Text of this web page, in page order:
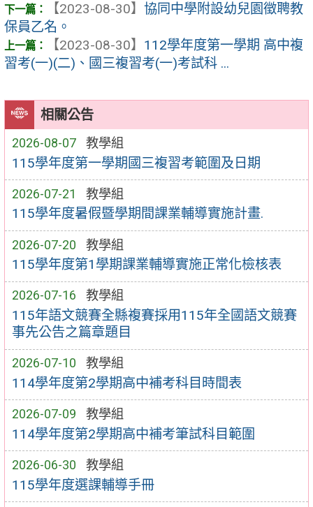
相關公告
2026-08-07 教學組
115學年度第一學期國三複習考範圍及日期
2026-07-21 教學組
115學年度暑假暨學期間課業輔導實施計畫.
2026-07-20 教學組
115學年度第1學期課業輔導實施正常化檢核表
2026-07-16 教學組
115年語文競賽全縣複賽採用115年全國語文競賽
事先公告之篇章題目
2026-07-10 教學組
114學年度第2學期高中補考科目時間表
2026-07-09 教學組
114學年度第2學期高中補考筆試科目範圍
2026-06-30 教學組
115學年度選課輔導手冊
【2023-08-30】 協同中學附設幼兒園徵聘教
保員乙名。
【2023-08-30】 112學年度第一學期 高中複
習考(一)(二)、國三複習考(一)考試科 ...